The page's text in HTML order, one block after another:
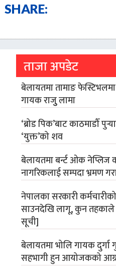
SHARE:
ताजा अपडेट
बेलायतमा तामाङ फेस्टिभलमा
गायक राजुु लामा
‘ब्रोड पिक’बाट काठमाडौँ
‘युक्त’को शव
बेलायतमा बर्न्ट ओक नेप्लिज
नागरिकलाई सम्पदा भ्रमण
नेपालका सरकारी
साउनदेखि लागू, कुन तहकाले
सूची]
बेलायतमा भोलि गायक
सहभागी हुन आयोजकको